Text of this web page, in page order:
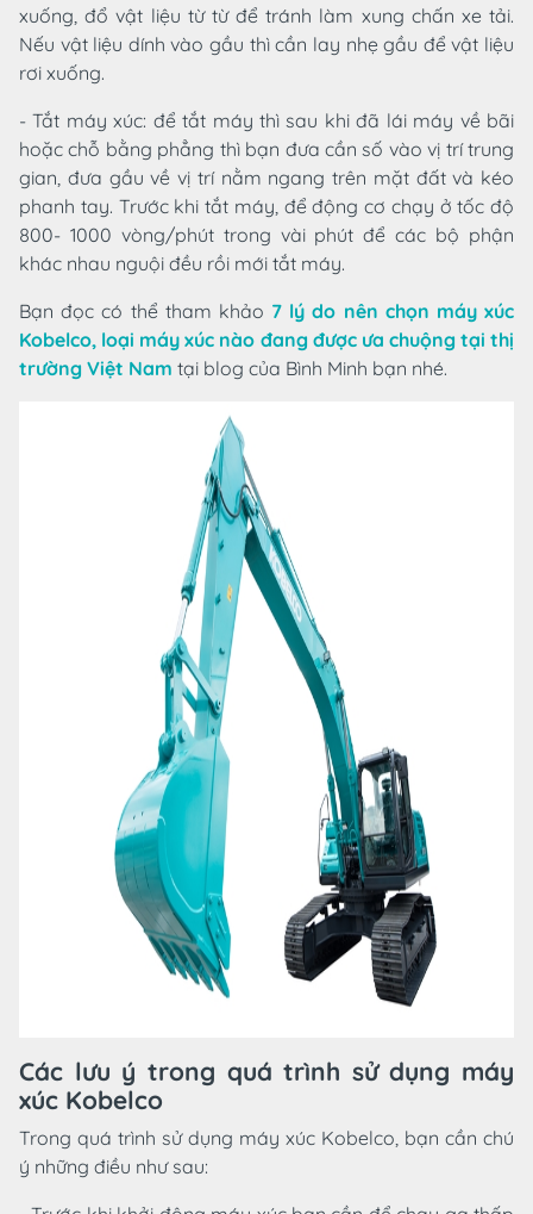
xuống, đổ vật liệu từ từ để tránh làm xung chấn xe tải.
Nếu vật liệu dính vào gầu thì cần lay nhẹ gầu để vật liệu
rơi xuống.
- Tắt máy xúc: để tắt máy thì sau khi đã lái máy về bãi
hoặc chỗ bằng phẳng thì bạn đưa cần số vào vị trí trung
gian, đưa gầu về vị trí nằm ngang trên mặt đất và kéo
phanh tay. Trước khi tắt máy, để động cơ chạy ở tốc độ
800- 1000 vòng/phút trong vài phút để các bộ phận
khác nhau nguội đều rồi mới tắt máy.
Bạn đọc có thể tham khảo 7 lý do nên chọn máy xúc
Kobelco, loại máy xúc nào đang được ưa chuộng tại thị
trường Việt Nam tại blog của Bình Minh bạn nhé.
Các lưu ý trong quá trình sử dụng máy
xúc Kobelco
Trong quá trình sử dụng máy xúc Kobelco, bạn cần chú
ý những điều như sau: